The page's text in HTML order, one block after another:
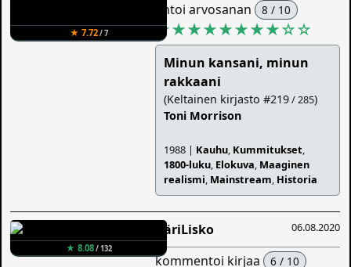
★ 7.72/ 7
antoi arvosanan 8 / 10
★★★★★★★★☆☆
Minun kansani, minun
rakkaani
(Keltainen kirjasto #219/ 285)
Toni Morrison
1988 | Kauhu, Kummitukset,
1800-luku, Elokuva, Maaginen
realismi, Mainstream, Historia
★ 8.08/ 132
06.08.2020
ÄäriLisko
kommentoi kirjaa 6 / 10